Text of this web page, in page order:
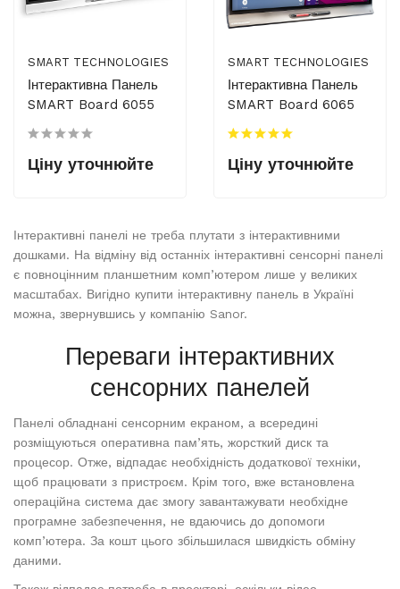
SMART TECHNOLOGIES
Інтерактивна Панель
SMART Board 6055
Ціну уточнюйте
SMART TECHNOLOGIES
Інтерактивна Панель
SMART Board 6065
Ціну уточнюйте
Інтерактивні панелі не треба плутати з інтерактивними
дошками. На відміну від останніх інтерактивні сенсорні панелі
є повноцінним планшетним комп’ютером лише у великих
масштабах. Вигідно купити інтерактивну панель в Україні
можна, звернувшись у компанію Sanor.
Переваги інтерактивних
сенсорних панелей
Панелі обладнані сенсорним екраном, а всередині
розміщуються оперативна пам’ять, жорсткий диск та
процесор. Отже, відпадає необхідність додаткової техніки,
щоб працювати з пристроєм. Крім того, вже встановлена
операційна система дає змогу завантажувати необхідне
програмне забезпечення, не вдаючись до допомоги
комп’ютера. За кошт цього збільшилася швидкість обміну
даними.